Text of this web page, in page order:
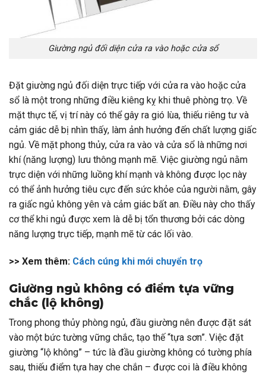
Giường ngủ đối diện cửa ra vào hoặc cửa sổ
Đặt giường ngủ đối diện trực tiếp với cửa ra vào hoặc cửa
sổ là một trong những điều kiêng kỵ khi thuê phòng trọ. Về
mặt thực tế, vị trí này có thể gây ra gió lùa, thiếu riêng tư và
cảm giác dễ bị nhìn thấy, làm ảnh hưởng đến chất lượng giấc
ngủ. Về mặt phong thủy, cửa ra vào và cửa sổ là những nơi
khí (năng lượng) lưu thông mạnh mẽ. Việc giường ngủ nằm
trực diện với những luồng khí mạnh và không được lọc này
có thể ảnh hưởng tiêu cực đến sức khỏe của người nằm, gây
ra giấc ngủ không yên và cảm giác bất an. Điều này cho thấy
cơ thể khi ngủ được xem là dễ bị tổn thương bởi các dòng
năng lượng trực tiếp, mạnh mẽ từ các lối vào.
>> Xem thêm: Cách cúng khi mới chuyển trọ
Giường ngủ không có điểm tựa vững
chắc (lộ không)
Trong phong thủy phòng ngủ, đầu giường nên được đặt sát
vào một bức tường vững chắc, tạo thế “tựa sơn”. Việc đặt
giường “lộ không” – tức là đầu giường không có tường phía
sau, thiếu điểm tựa hay che chắn – được coi là điều không